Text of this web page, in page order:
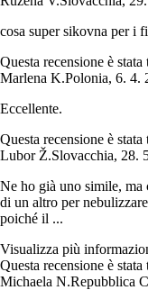
cosa super sikovna per i
Questa recensione è
Marlena K.Polonia, 6. 4.
Eccellente.
Questa recensione è
Lubor Ž.Slovacchia, 28.
Ne ho già uno simile,
di un altro per
poiché il ...
Visualizza più
Questa recensione è
Michaela N.Repubblica